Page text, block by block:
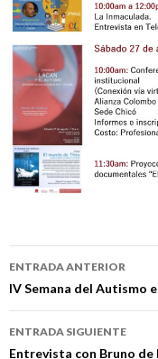
Navegación
de
entradas
ENTRADA ANTERIOR
IV Semana del Autismo
ENTRADA SIGUIENTE
Entrevista con Bruno de